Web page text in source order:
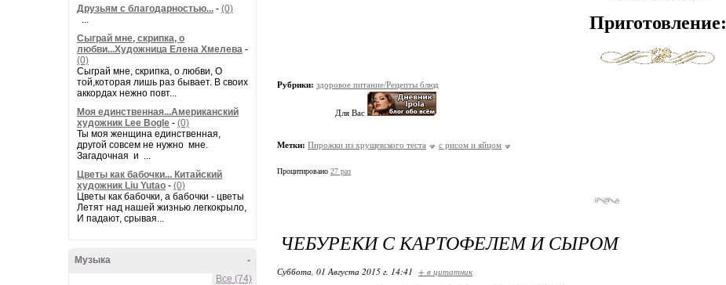
Друзьям с благодарностью... - (0)
...
Сыграй мне, скрипка, о
любви...Художница Елена Хмелева -
(0)
Сыграй мне, скрипка, о любви, О
той,которая лишь раз бывает. В своих
аккордах нежно повт...
Моя единственная...Американский
художник Lee Bogle - (0)
Ты моя женщина единственная,
другой совсем не нужно мне.
Загадочная и ...
Цветы как бабочки... Китайский
художник Liu Yutao - (0)
Цветы как бабочки, а бабочки - цветы
Летят над нашей жизнью легкокрыло,
И падают, срывая...
-
Музыка
Все (74)
Приготовление:
Рубрики: здоровое питание/Рецепты блюд
Для Вас
Метки: Пирожки из хрущевского теста с рисом и яйцом
Процитировано 27 раз
ЧЕБУРЕКИ С КАРТОФЕЛЕМ И СЫРОМ
Суббота, 01 Августа 2015 г. 14:41 + в цитатник